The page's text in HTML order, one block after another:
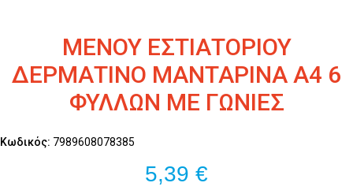
ΜΕΝΟΥ ΕΣΤΙΑΤΟΡΙΟΥ
ΔΕΡΜΑΤΙΝΟ ΜΑΝΤΑΡΙΝΑ Α4 6
ΦΥΛΛΩΝ ΜΕ ΓΩΝΙΕΣ
Κωδικός: 7989608078385
5,39 €